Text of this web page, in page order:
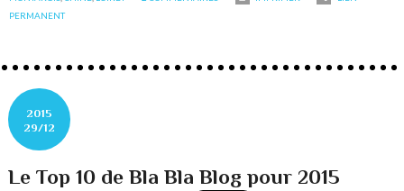
PERMANENT
2015
29/12
Le Top 10 de Bla Bla Blog pour 2015